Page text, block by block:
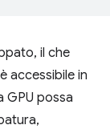
il che
accessibile in
GPU possa